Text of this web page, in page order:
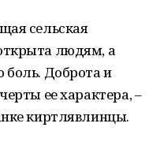
сельская
людям, а
боль. Доброта и
ее характера, –
киртлявлинцы.